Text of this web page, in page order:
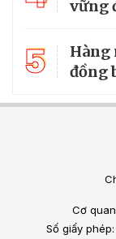
vững
5
Hàng
đồng
Cơ
Số giấy